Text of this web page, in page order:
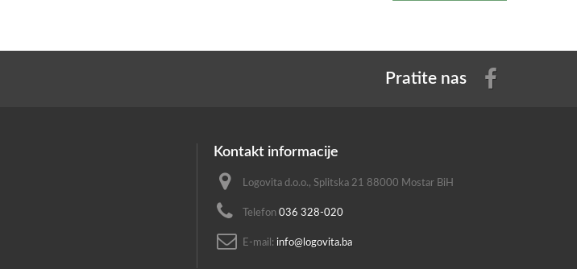
Pratite nas
Kontakt informacije
Logovita d.o.o., Splitska 21 88000 Mostar BiH
Telefon 036 328-020
E-mail: info@logovita.ba